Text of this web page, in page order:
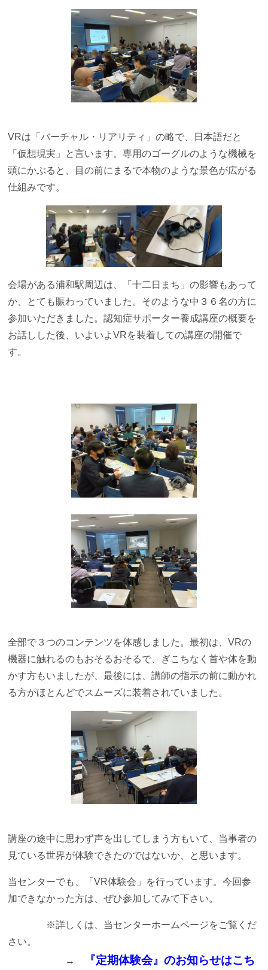
VRは「バーチャル・リアリティ」の略で、日本語だと
「仮想現実」と言います。専用のゴーグルのような機械を
頭にかぶると、目の前にまるで本物のような景色が広がる
仕組みです。
会場がある浦和駅周辺は、「十二日まち」の影響もあって
か、とても賑わっていました。そのような中３６名の方に
参加いただきました。認知症サポーター養成講座の概要を
お話しした後、いよいよVRを装着しての講座の開催で
す。
全部で３つのコンテンツを体感しました。最初は、VRの
機器に触れるのもおそるおそるで、ぎこちなく首や体を動
かす方もいましたが、最後には、講師の指示の前に動かれ
る方がほとんどでスムーズに装着されていました。
講座の途中に思わず声を出してしまう方もいて、当事者の
見ている世界が体験できたのではないか、と思います。
当センターでも、「VR体験会」を行っています。今回参
加できなかった方は、ぜひ参加してみて下さい。
※詳しくは、当センターホームページをご覧くだ
さい。
→
『定期体験会』のお知らせはこち